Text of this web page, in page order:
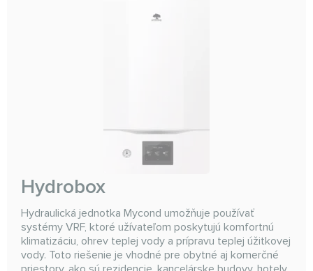
Hydrobox
Hydraulická jednotka Mycond umožňuje používať
systémy VRF, ktoré užívateľom poskytujú komfortnú
klimatizáciu, ohrev teplej vody a prípravu teplej úžitkovej
vody. Toto riešenie je vhodné pre obytné aj komerčné